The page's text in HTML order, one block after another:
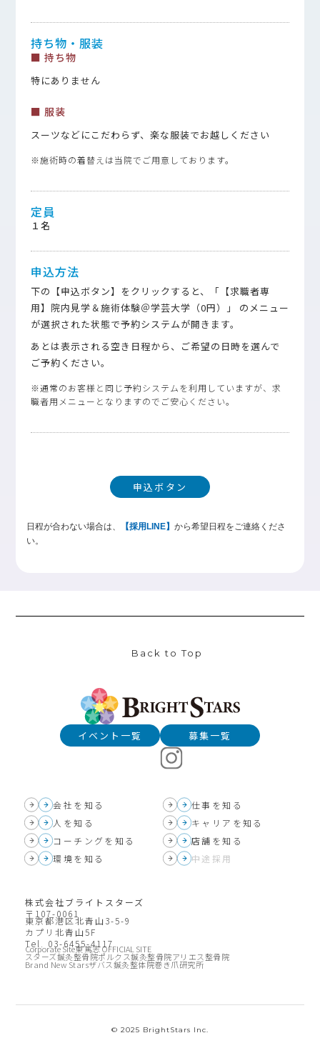
持ち物・服装
■ 持ち物
特にありません
■ 服装
スーツなどにこだわらず、楽な服装でお越しください
※施術時の着替えは当院でご用意しております。
定員
１名
申込方法
下の【申込ボタン】をクリックすると、「【求職者専
用】院内見学＆施術体験＠学芸大学（0円）」 のメニュー
が選択された状態で予約システムが開きます。
あとは表示される空き日程から、ご希望の日時を選んで
ご予約ください。
※通常のお客様と同じ予約システムを利用していますが、求
職者用メニューとなりますのでご安心ください。
申込ボタン
日程が合わない場合は、 【採用LINE】から希望日程をご連絡くださ
い。
Back to Top
イベント一覧 募集一覧
会社を知る
人を知る
仕事を知る
キャリアを知る
コーチングを知る
環境を知る
店舗を知る
中途採用
株式会社ブライトスターズ
〒107-0061
東京都港区北青山3-5-9
カプリ北青山5F
Tel. 03-6455-4117
Corporate Site東 篤志 OFFICIAL SITE
スターズ鍼灸整骨院ポルクス鍼灸整骨院アリエス整骨院
Brand New Starsザバス鍼灸整体院巻き爪研究所
©️ 2025 BrightStars Inc.